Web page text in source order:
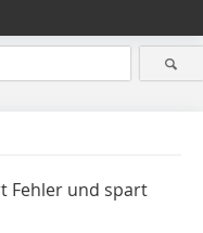
Fehler und spart